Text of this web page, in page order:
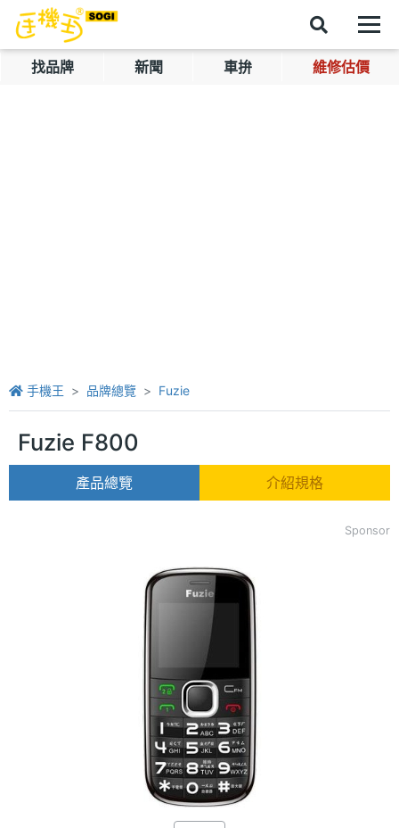
找品牌 新聞 車拚 維修估價
手機王 品牌總覽 Fuzie
Fuzie F800
產品總覽 介紹規格
Sponsor